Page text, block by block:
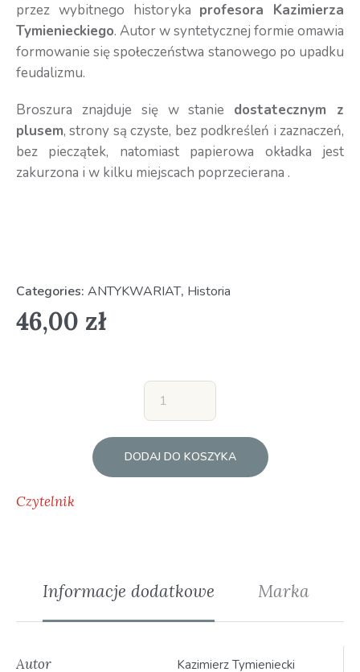
przez wybitnego historyka profesora Kazimierza
Tymienieckiego. Autor w syntetycznej formie omawia
formowanie się społeczeństwa stanowego po upadku
feudalizmu.
Broszura znajduje się w stanie dostatecznym z
plusem, strony są czyste, bez podkreśleń i zaznaczeń,
bez pieczątek, natomiast papierowa okładka jest
zakurzona i w kilku miejscach poprzecierana .
Categories: ANTYKWARIAT, Historia
46,00 zł
DODAJ DO KOSZYKA
Czytelnik
Informacje dodatkowe Marka
Autor Kazimierz Tymieniecki